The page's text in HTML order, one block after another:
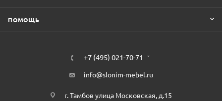
ПОМОЩЬ
+7 (495) 021-70-71
info@slonim-mebel.ru
г. Тамбов улица Московская, д.15